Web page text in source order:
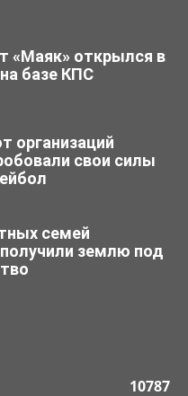
«Маяк» открылся в
базе КПС
организаций
свои силы
семей
землю под
10787